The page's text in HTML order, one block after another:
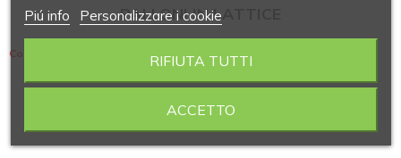
PALLONI IN LATTICE
Contiene 4 articoli
Piú info Personalizzare i cookie
RIFIUTA TUTTI
ACCETTO